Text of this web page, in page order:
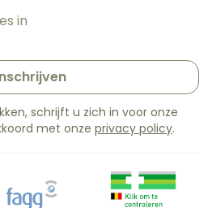
schrijft u zich in voor onze
met onze privacy policy.